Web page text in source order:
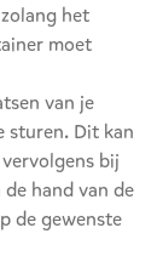
het
moet
van je
sturen. Dit kan
bij
hand van de
de gewenste